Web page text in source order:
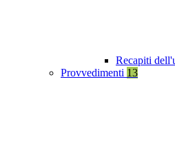
Recapiti
Provvedimenti 13